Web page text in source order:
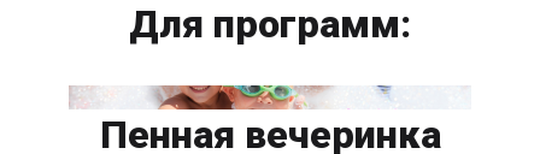
* Цена варьируется от масштаба и сложности рисунка.
Заранее может быть оговорена максимальная цена за 1
выбрать рисунок с соответствующего каталога.
Для программ:
Пенная вечеринка